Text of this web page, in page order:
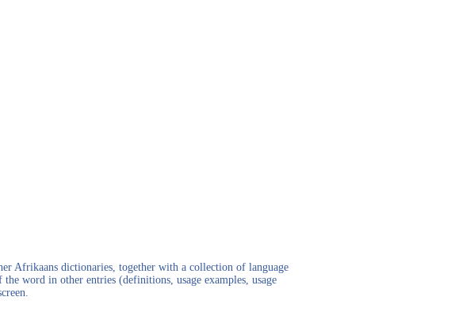
Afrikaans dictionaries, together with a collection of language
word in other entries (definitions, usage examples, usage